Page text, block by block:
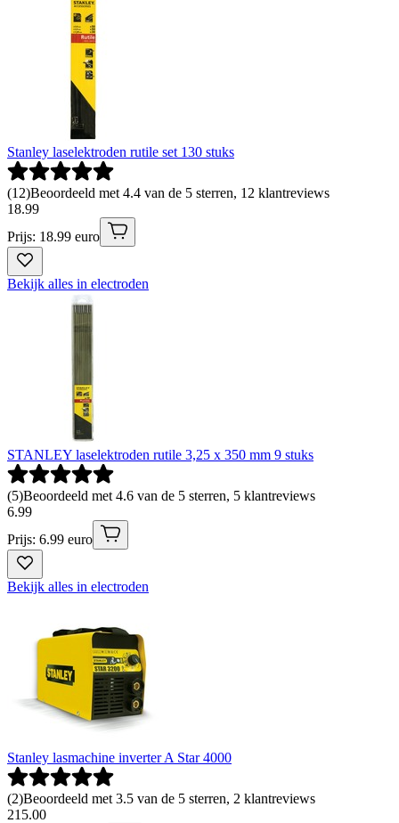
Stanley laselektroden rutile set 130 stuks
(12)Beoordeeld met 4.4 van de 5 sterren, 12 klantreviews
18.99
Prijs: 18.99 euro
Bekijk alles in electroden
STANLEY laselektroden rutile 3,25 x 350 mm 9 stuks
(5)Beoordeeld met 4.6 van de 5 sterren, 5 klantreviews
6.99
Prijs: 6.99 euro
Bekijk alles in electroden
Stanley lasmachine inverter A Star 4000
(2)Beoordeeld met 3.5 van de 5 sterren, 2 klantreviews
215.00